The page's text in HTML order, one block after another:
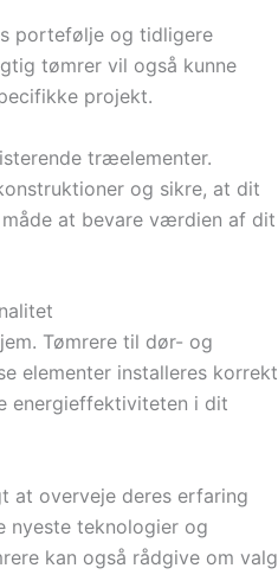
portefølje og tidligere
tømrer vil også kunne
projekt.
træelementer.
og sikre, at dit
at bevare værdien af dit
Tømrere til dør- og
elementer installeres korrekt
energieffektiviteten i dit
at overveje deres erfaring
nyeste teknologier og
kan også rådgive om valg